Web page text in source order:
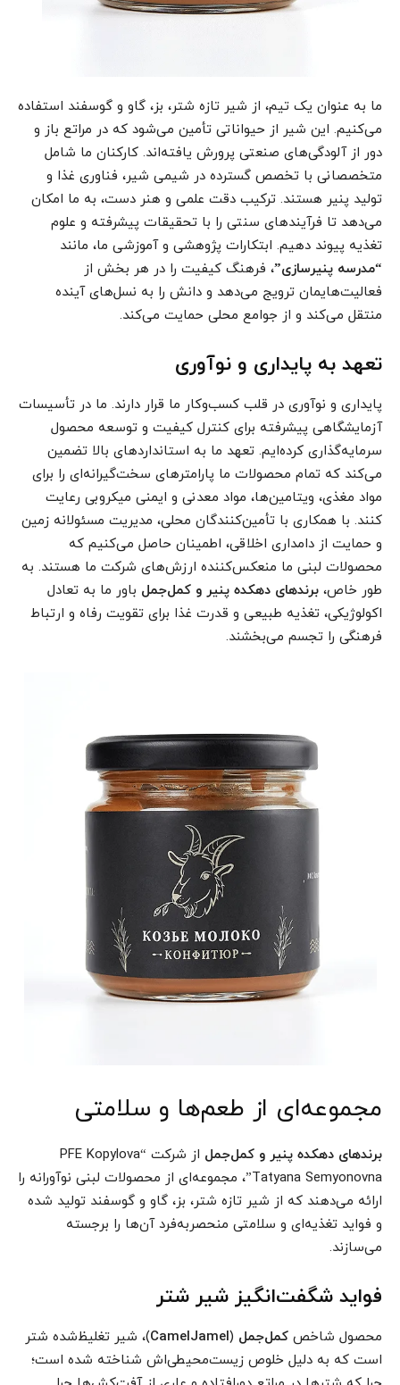
ما به عنوان یک تیم، از شیر تازه شتر، بز، گاو و گوسفند استفاده
می‌کنیم. این شیر از حیواناتی تأمین می‌شود که در مراتع باز و
دور از آلودگی‌های صنعتی پرورش یافته‌اند. کارکنان ما شامل
متخصصانی با تخصص گسترده در شیمی شیر، فناوری غذا و
تولید پنیر هستند. ترکیب دقت علمی و هنر دست، به ما امکان
می‌دهد تا فرآیندهای سنتی را با تحقیقات پیشرفته و علوم
تغذیه پیوند دهیم. ابتکارات پژوهشی و آموزشی ما، مانند
“مدرسه پنیرسازی”، فرهنگ کیفیت را در هر بخش از
فعالیت‌هایمان ترویج می‌دهد و دانش را به نسل‌های آینده
منتقل می‌کند و از جوامع محلی حمایت می‌کند.
تعهد به پایداری و نوآوری
پایداری و نوآوری در قلب کسب‌وکار ما قرار دارند. ما در تأسیسات
آزمایشگاهی پیشرفته برای کنترل کیفیت و توسعه محصول
سرمایه‌گذاری کرده‌ایم. تعهد ما به استانداردهای بالا تضمین
می‌کند که تمام محصولات ما پارامترهای سخت‌گیرانه‌ای را برای
مواد مغذی، ویتامین‌ها، مواد معدنی و ایمنی میکروبی رعایت
کنند. با همکاری با تأمین‌کنندگان محلی، مدیریت مسئولانه زمین
و حمایت از دامداری اخلاقی، اطمینان حاصل می‌کنیم که
محصولات لبنی ما منعکس‌کننده ارزش‌های شرکت ما هستند. به
طور خاص، برندهای دهکده پنیر و کمل‌جمل باور ما به تعادل
اکولوژیکی، تغذیه طبیعی و قدرت غذا برای تقویت رفاه و ارتباط
فرهنگی را تجسم می‌بخشند.
مجموعه‌ای از طعم‌ها و سلامتی
برندهای دهکده پنیر و کمل‌جمل
از شرکت “PFE Kopylova
Tatyana Semyonovna”، مجموعه‌ای از محصولات لبنی نوآورانه را
ارائه می‌دهند که از شیر تازه شتر، بز، گاو و گوسفند تولید شده
و فواید تغذیه‌ای و سلامتی منحصربه‌فرد آن‌ها را برجسته
می‌سازند.
فواید شگفت‌انگیز شیر شتر
محصول شاخص کمل‌جمل (
CamelJamel)، شیر تغلیظ‌شده شتر
است که به دلیل خلوص زیست‌محیطی‌اش شناخته شده است؛